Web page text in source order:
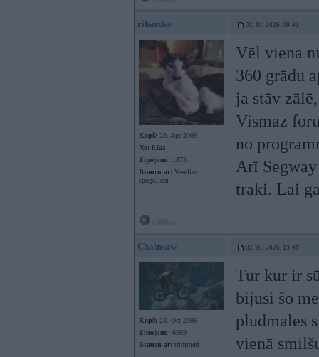
rihardsv 02. Jul 2026, 09:41
Kopš: 20. Apr 2009
No: Rīga
Ziņojumi: 1875
Braucu ar: Veseliem
spoguļiem
Vēl viena
360 grādu
ja stāv
Vismaz
no
Arī
traki. Lai
Chainsaw 02. Jul 2026, 19:41
Kopš: 28. Oct 2006
Ziņojumi: 6569
Braucu ar: trimmeri
Tur kur ir
bijusi šo
pludmales
vienā